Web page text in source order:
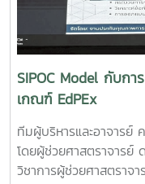
ปรึกษารองศาสตราจา
อุตสาหกรรมเกษตรกา
2026 เป็นเวทีสำคัญใน
นวัตกรรมและการเป็นผู้
นักศึกษาได้นำเสนอแนว
พัฒนาเชิงพาณิชย์ในระ
คัดเลือกให้พัฒนาผลงา
Demo Day ระหว่างวัน
สยามพารากอน กรุงเท
SIPOC Model กับกา
เกณฑ์ EdPEx
ทีมผู้บริหารและอาจารย์
โดยผู้ช่วยศาสตราจาร
วิชาการผู้ช่วยศาสตราจ